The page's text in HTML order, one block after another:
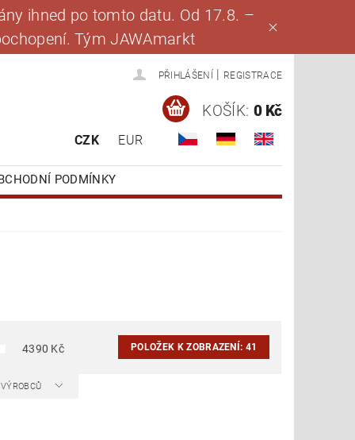
ihned po tomto datu. Od 17.8. –
Tým JAWAmarkt
PŘIHLÁŠENÍ REGISTRACE
CZK EUR
KOŠÍK: 0 Kč
PODMÍNKY
4390 Kč POLOŽEK K ZOBRAZENÍ: 41